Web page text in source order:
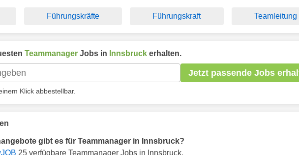
Führungskräfte Führungskraft Teamleitung
Teammanager Jobs in Innsbruck erhalten.
Jetzt passende Jobs
Klick abbestellbar.
gibt es für Teammanager in Innsbruck?
25 verfügbare Teammanager Jobs in Innsbruck.